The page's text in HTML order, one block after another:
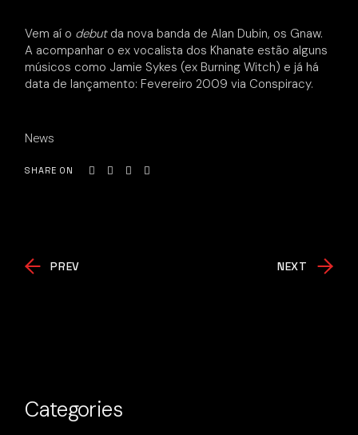
Vem aí o debutda nova banda de Alan Dubin, os Gnaw.
A acompanhar o ex vocalista dos Khanate estão alguns
músicos como Jamie Sykes (ex Burning Witch) e já há
data de lançamento: Fevereiro 2009 via Conspiracy.
News
SHARE ON
PREV NEXT
Categories